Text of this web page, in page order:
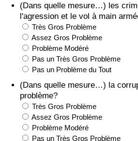
(Dans quelle mesure…) les
l'agression et le vol à main
Très Gros Problème
Assez Gros Problème
Problème Modéré
Pas un Très Gros Problème
Pas un Problème du Tout
(Dans quelle mesure…) la
problème?
Très Gros Problème
Assez Gros Problème
Problème Modéré
Pas un Très Gros Problème